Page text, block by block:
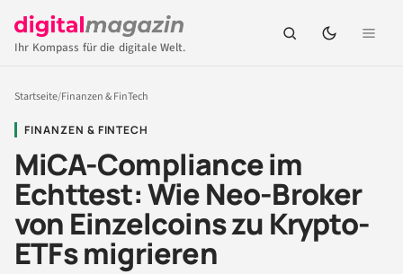
Ihr Kompass für die digitale Welt.
Startseite/Finanzen & FinTech
FINANZEN & FINTECH
MiCA-Compliance im
Echttest: Wie Neo-Broker
von Einzelcoins zu Krypto-
ETFs migrieren